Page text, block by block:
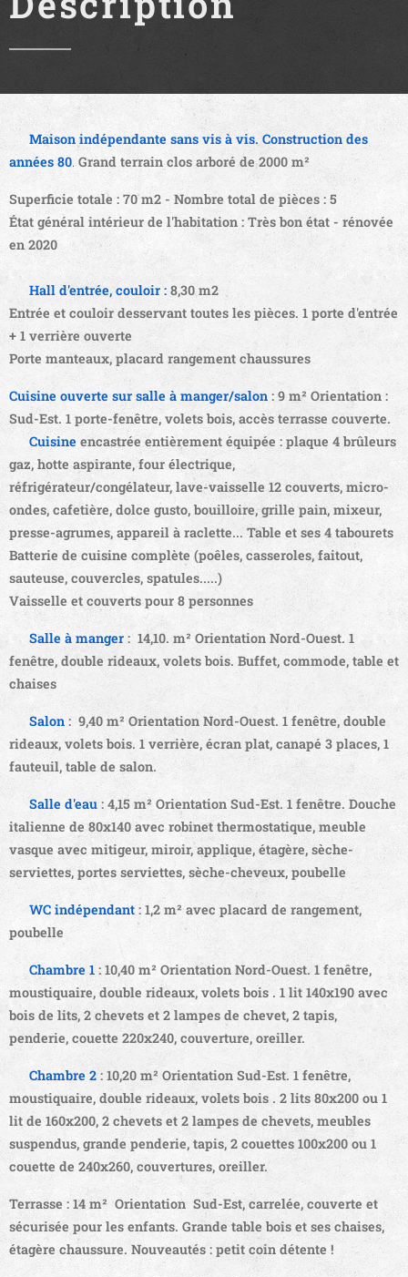
ℹ️ Maison indépendante sans vis à vis. Construction des
années 80. Grand terrain clos arboré de 2000 m²
Superficie totale : 70 m2 - Nombre total de pièces : 5
État général intérieur de l'habitation : Très bon état - rénovée
en 2020
Hall d'entrée, couloir : 8,30 m2
Entrée et couloir desservant toutes les pièces. 1 porte d'entrée
+ 1 verrière ouverte
Porte manteaux, placard rangement chaussures
Cuisine ouverte sur salle à manger/salon : 9 m² Orientation :
Sud-Est. 1 porte-fenêtre, volets bois, accès terrasse couverte.
🍳 Cuisineencastrée entièrement équipée : plaque 4 brûleurs
gaz, hotte aspirante, four électrique,
réfrigérateur/congélateur, lave-vaisselle 12 couverts, micro-
ondes, cafetière, dolce gusto, bouilloire, grille pain, mixeur,
presse-agrumes, appareil à raclette... Table et ses 4 tabourets
Batterie de cuisine complète (poêles, casseroles, faitout,
sauteuse, couvercles, spatules.....)
Vaisselle et couverts pour 8 personnes
🍽️ Salle à manger : 14,10. m² Orientation Nord-Ouest. 1
fenêtre, double rideaux, volets bois. Buffet, commode, table et
chaises
Salon : 9,40 m² Orientation Nord-Ouest. 1 fenêtre, double
rideaux, volets bois. 1 verrière, écran plat, canapé 3 places, 1
fauteuil, table de salon.
🚿 Salle d'eau :4,15 m² Orientation Sud-Est. 1 fenêtre. Douche
italienne de 80x140 avec robinet thermostatique, meuble
vasque avec mitigeur, miroir, applique, étagère, sèche-
serviettes, portes serviettes, sèche-cheveux, poubelle
WC indépendant: 1,2 m² avec placard de rangement,
poubelle
🛌Chambre 1 : 10,40 m² Orientation Nord-Ouest. 1 fenêtre,
moustiquaire, double rideaux, volets bois . 1 lit 140x190 avec
bois de lits, 2 chevets et 2 lampes de chevet, 2 tapis,
penderie, couette 220x240, couverture, oreiller.
Chambre 2 : 10,20 m² Orientation Sud-Est. 1 fenêtre,
moustiquaire, double rideaux, volets bois . 2 lits 80x200 ou 1
lit de 160x200, 2 chevets et 2 lampes de chevets, meubles
suspendus, grande penderie, tapis, 2 couettes 100x200 ou 1
couette de 240x260, couvertures, oreiller.
Terrasse : 14 m² Orientation Sud-Est, carrelée, couverte et
sécurisée pour les enfants. Grande table bois et ses chaises,
étagère chaussure. Nouveautés : petit coin détente !